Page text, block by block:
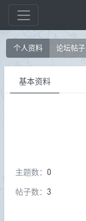
个人资料 论坛帖子
基本资料
主题数： 0
帖子数： 3